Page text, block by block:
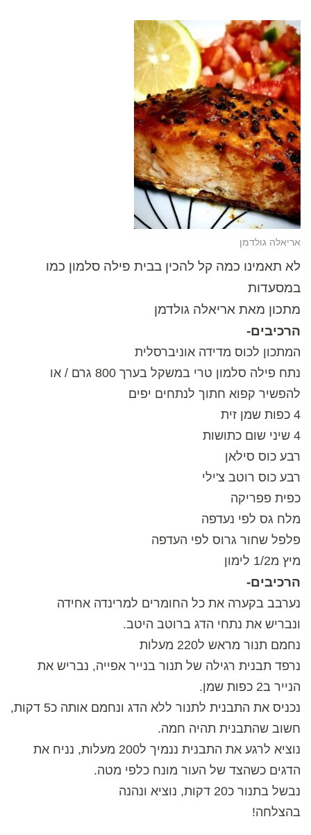
אריאלה גולדמן
לא תאמינו כמה קל להכין בבית פילה סלמון כמו
במסעדות
מתכון מאת אריאלה גולדמן
הרכיבים-
המתכון לכוס מדידה אוניברסלית
נתח פילה סלמון טרי במשקל בערך 800 גרם / או
להפשיר קפוא חתוך לנתחים יפים
4 כפות שמן זית
4 שיני שום כתושות
רבע כוס סילאן
רבע כוס רוטב צ'ילי
כפית פפריקה
מלח גס לפי נעדפה
פלפל שחור גרוס לפי העדפה
מיץ מ1/2 לימון
הרכיבים-
נערבב בקערה את כל החומרים למרינדה אחידה
ונבריש את נתחי הדג ברוטב היטב.
נחמם תנור מראש ל220 מעלות
נרפד תבנית רגילה של תנור בנייר אפייה, נבריש את
הנייר ב2 כפות שמן.
נכניס את התבנית לתנור ללא הדג ונחמם אותה כ5 דקות,
חשוב שהתבנית תהיה חמה.
נוציא לרגע את התבנית ננמיך ל200 מעלות, נניח את
הדגים כשהצד של העור מונח כלפי מטה.
נבשל בתנור כ20 דקות, נוציא ונהנה
בהצלחה!